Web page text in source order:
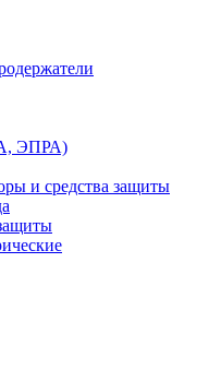
ЭПРА)
и средства защиты